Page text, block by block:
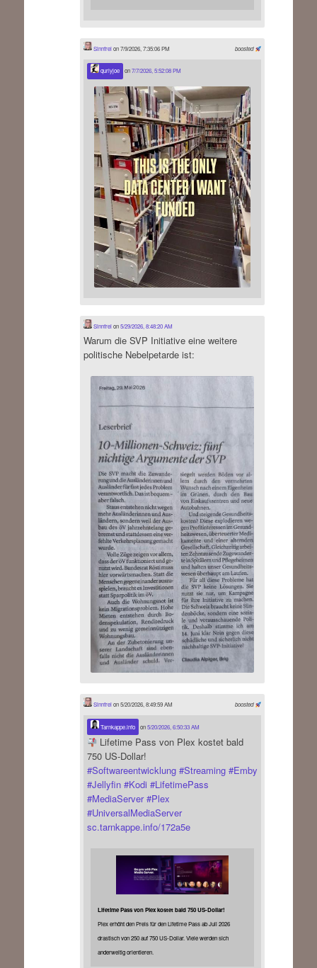
boosted
Sinnfreion 7/9/2026, 7:35:06 PM
qurlyjoe on7/7/2026, 5:52:08 PM
Sinnfreion5/29/2026, 8:48:20 AM
Warum die SVP Initiative eine weitere
politische Nebelpetarde ist:
boosted
Sinnfreion 5/20/2026, 8:49:59 AM
Tarnkappe.info on5/20/2026, 6:50:33 AM
Lifetime Pass von Plex kostet bald
750 US-Dollar!
#Softwareentwicklung #Streaming #Emby
#Jellyfin #Kodi #LifetimePass
#MediaServer #Plex
#UniversalMediaServer
sc.tarnkappe.info/172a5e
Lifetime Pass von Plex kostet bald 750 US-Dollar!
Plex erhöht den Preis für den Lifetime Pass ab Juli 2026
drastisch von 250 auf 750 US-Dollar. Viele werden sich
anderweitig orientieren.